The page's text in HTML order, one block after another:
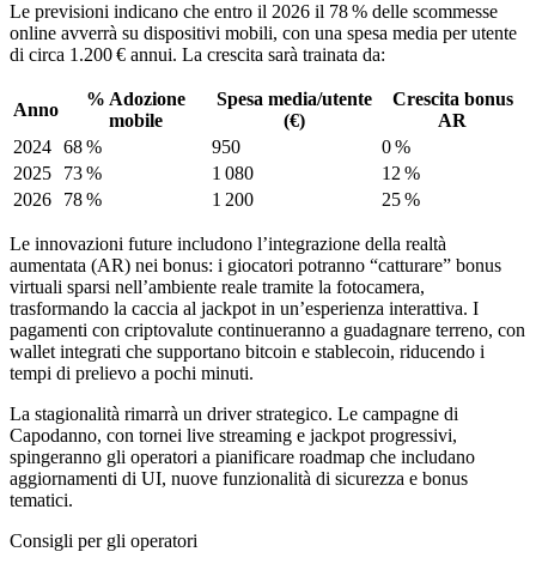
Le previsioni indicano che entro il 2026 il 78 % delle scommesse
online avverrà su dispositivi mobili, con una spesa media per utente
di circa 1.200 € annui. La crescita sarà trainata da:
Anno
% Adozione
mobile
Spesa media/utente
(€)
Crescita bonus
AR
2024 68 % 950
0 %
2025
73 % 1 080
12 %
2026
78 % 1 200 25 %
Le innovazioni future includono l’integrazione della realtà
aumentata (AR) nei bonus: i giocatori potranno “catturare” bonus
virtuali sparsi nell’ambiente reale tramite la fotocamera,
trasformando la caccia al jackpot in un’esperienza interattiva. I
pagamenti con criptovalute continueranno a guadagnare terreno, con
wallet integrati che supportano bitcoin e stablecoin, riducendo i
tempi di prelievo a pochi minuti.
La stagionalità rimarrà un driver strategico. Le campagne di
Capodanno, con tornei live streaming e jackpot progressivi,
spingeranno gli operatori a pianificare roadmap che includano
aggiornamenti di UI, nuove funzionalità di sicurezza e bonus
tematici.
Consigli per gli operatori